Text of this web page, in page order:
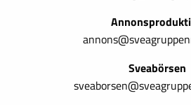
Sveabörsen